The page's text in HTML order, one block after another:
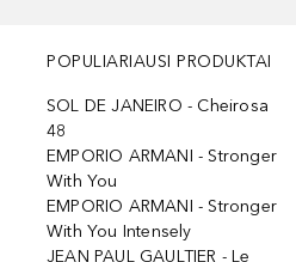
POPULIARIAUSI PRODUKTAI
SOL DE JANEIRO - Cheirosa
48
EMPORIO ARMANI - Stronger
With You
EMPORIO ARMANI - Stronger
With You Intensely
JEAN PAUL GAULTIER - Le